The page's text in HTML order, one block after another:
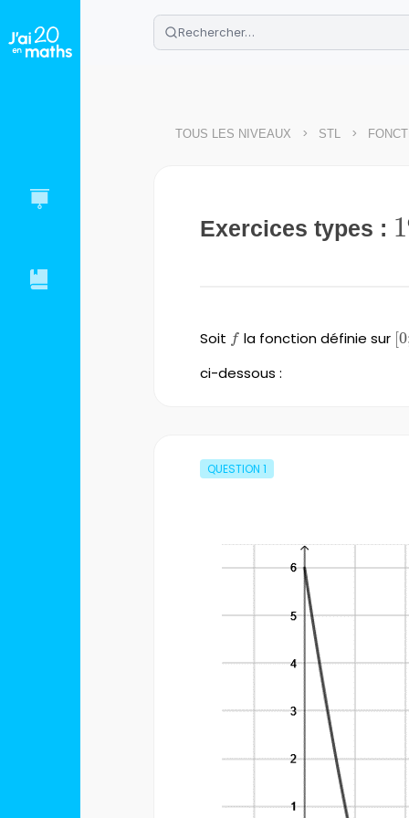
🌴Cahier de vacances offert:
Télécharge ton PDF gratuit et
TOUS LES NIVEAUX > STL >
Exercices types : 1
1
Soit ff la fonction définie sur [0
ci-dessous :
QUESTION 1